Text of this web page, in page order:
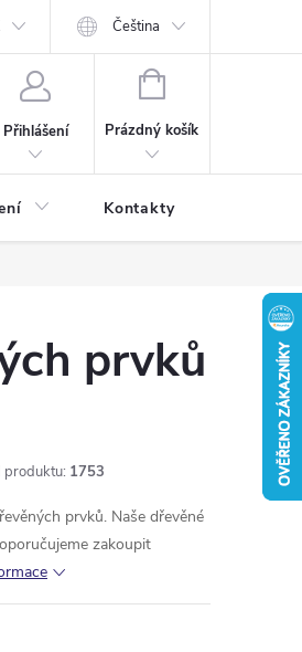
Čeština
Přihlášení
NÁKUPNÍ
Prázdný košík
Kontakty
prvků
produktu: 1753
prvků. Naše dřevěné
zakoupit